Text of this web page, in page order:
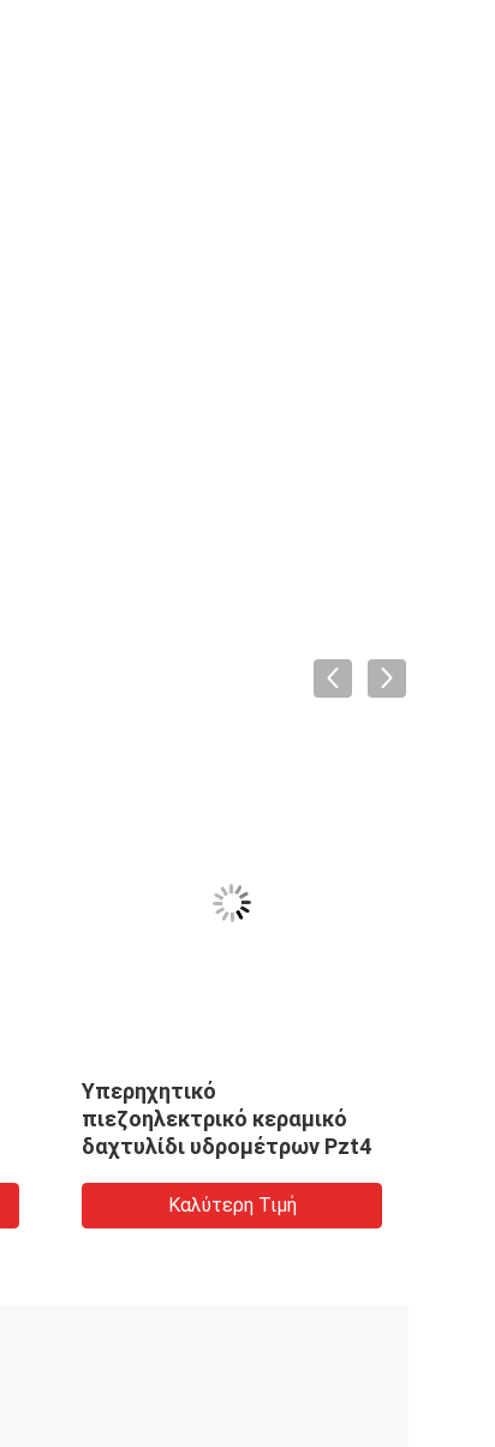
Υπερηχητικό
πιεζοηλεκτρικό κεραμικό
δαχτυλίδι υδρομέτρων Pzt4
Καλύτερη Τιμή